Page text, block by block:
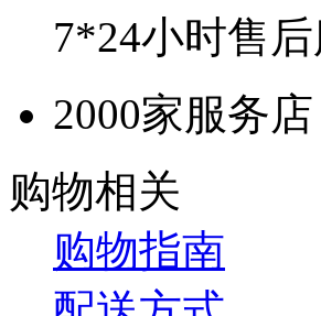
7*24小时售
2000家服务
购物相关
购物指南